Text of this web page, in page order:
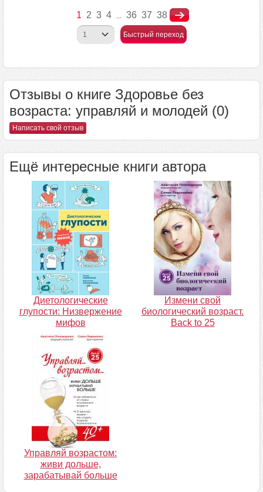
1 2 3 4 ... 36 37 38
Быстрый переход
Отзывы о книге Здоровье без
возраста: управляй и молодей (0)
Написать свой отзыв
Ещё интересные книги автора
Диетологические
глупости: Низвержение
мифов
Измени свой
биологический возраст.
Back to 25
Управляй возрастом:
живи дольше,
зарабатывай больше